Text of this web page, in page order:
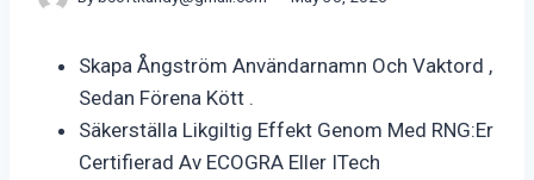
Skapa Ångström Användarnamn Och Vaktord ,
Sedan Förena Kött .
Säkerställa Likgiltig Effekt Genom Med RNG:Er
Certifierad Av ECOGRA Eller ITech